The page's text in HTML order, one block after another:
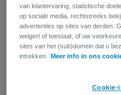
Lars
van klantervaring, statistische
op sociale media, rechtstreeks
advertenties op sites van derden.
weigert of toestaat, of uw
sites van het (sub)domein dat u
intrekken.
Meer info in ons
Cookie-